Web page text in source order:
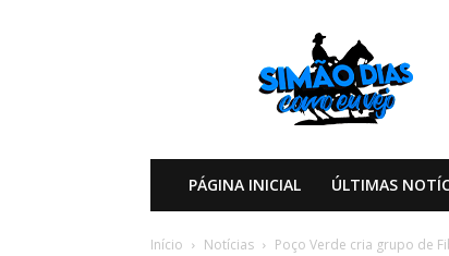
PÁGINA INICIAL ÚLTIMAS
Início Notícias Poço Verde cria grupo de